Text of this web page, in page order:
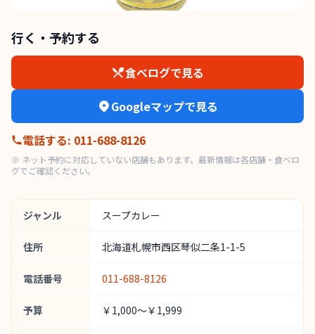
行く・予約する
食べログで見る
Googleマップで見る
電話する: 011-688-8126
※ ネット予約に対応していない店舗もあります。最新情報は各店舗・食べロ
グでご確認ください。
ジャンル スープカレー
住所 北海道札幌市西区琴似二条1-1-5
電話番号 011-688-8126
予算 ￥1,000～￥1,999